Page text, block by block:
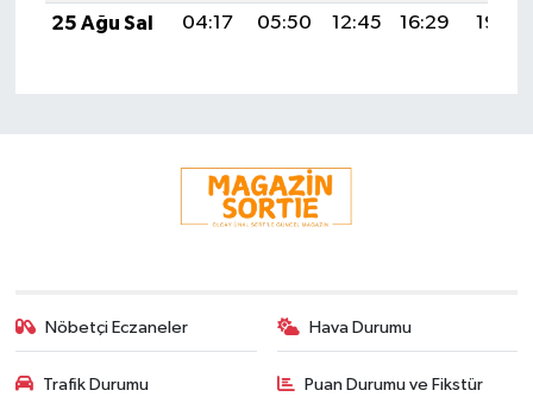
25 Ağu Sal
04:17 05:50 12:45 16:29 19:29
Nöbetçi Eczaneler Hava Durumu
Trafik Durumu Puan Durumu ve Fikstür